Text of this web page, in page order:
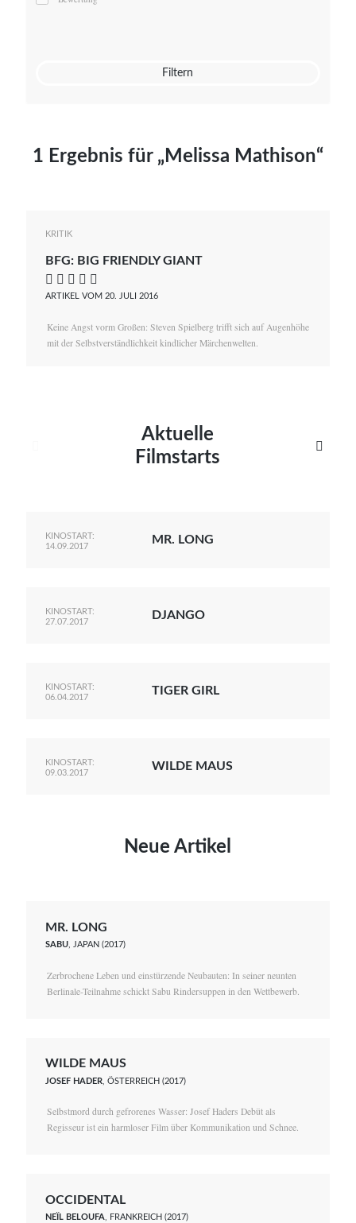
Mato von Vogelstein
Filtern
1 Ergebnis für „Melissa Mathison“
KRITIK
BFG: BIG FRIENDLY GIANT
    
ARTIKEL VOM 20. JULI 2016
Keine Angst vorm Großen: Steven Spielberg trifft sich auf Augenhöhe
mit der Selbstverständlichkeit kindlicher Märchenwelten.
Aktuelle
Filmstarts

KINOSTART:
14.09.2017
MR. LONG
KINOSTART:
27.07.2017
DJANGO
KINOSTART:
06.04.2017
TIGER GIRL
KINOSTART:
09.03.2017
WILDE MAUS
Neue Artikel
MR. LONG
SABU, JAPAN (2017)
Zerbrochene Leben und einstürzende Neubauten: In seiner neunten
Berlinale-Teilnahme schickt Sabu Rindersuppen in den Wettbewerb.
WILDE MAUS
JOSEF HADER , ÖSTERREICH (2017)
Selbstmord durch gefrorenes Wasser: Josef Haders Debüt als
Regisseur ist ein harmloser Film über Kommunikation und Schnee.
OCCIDENTAL
NEÏL BELOUFA , FRANKREICH (2017)